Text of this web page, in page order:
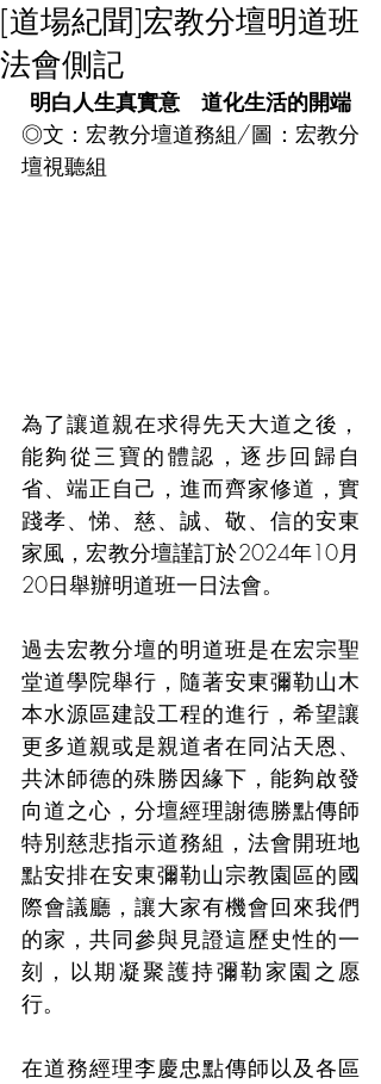
[道場紀聞]宏教分壇明道班
法會側記
明白人生真實意　道化生活的開端
◎文：宏教分壇道務組/圖：宏教分
壇視聽組
為了讓道親在求得先天大道之後，
能夠從三寶的體認，逐步回歸自
省、端正自己，進而齊家修道，實
踐孝、悌、慈、誠、敬、信的安東
家風，宏教分壇謹訂於2024年10月
20日舉辦明道班一日法會。
過去宏教分壇的明道班是在宏宗聖
堂道學院舉行，隨著安東彌勒山木
本水源區建設工程的進行，希望讓
更多道親或是親道者在同沾天恩、
共沐師德的殊勝因緣下，能夠啟發
向道之心，分壇經理謝德勝點傳師
特別慈悲指示道務組，法會開班地
點安排在安東彌勒山宗教園區的國
際會議廳，讓大家有機會回來我們
的家，共同參與見證這歷史性的一
刻，以期凝聚護持彌勒家園之愿
行。
在道務經理李慶忠點傳師以及各區